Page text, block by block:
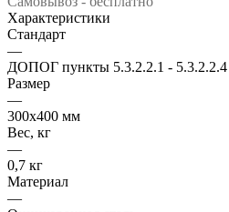
Характеристики
Стандарт
—
ДОПОГ пункты 5.3.2.2.1 - 5.3.2.2.4
Размер
—
300х400 мм
Вес, кг
—
0,7 кг
Материал
—